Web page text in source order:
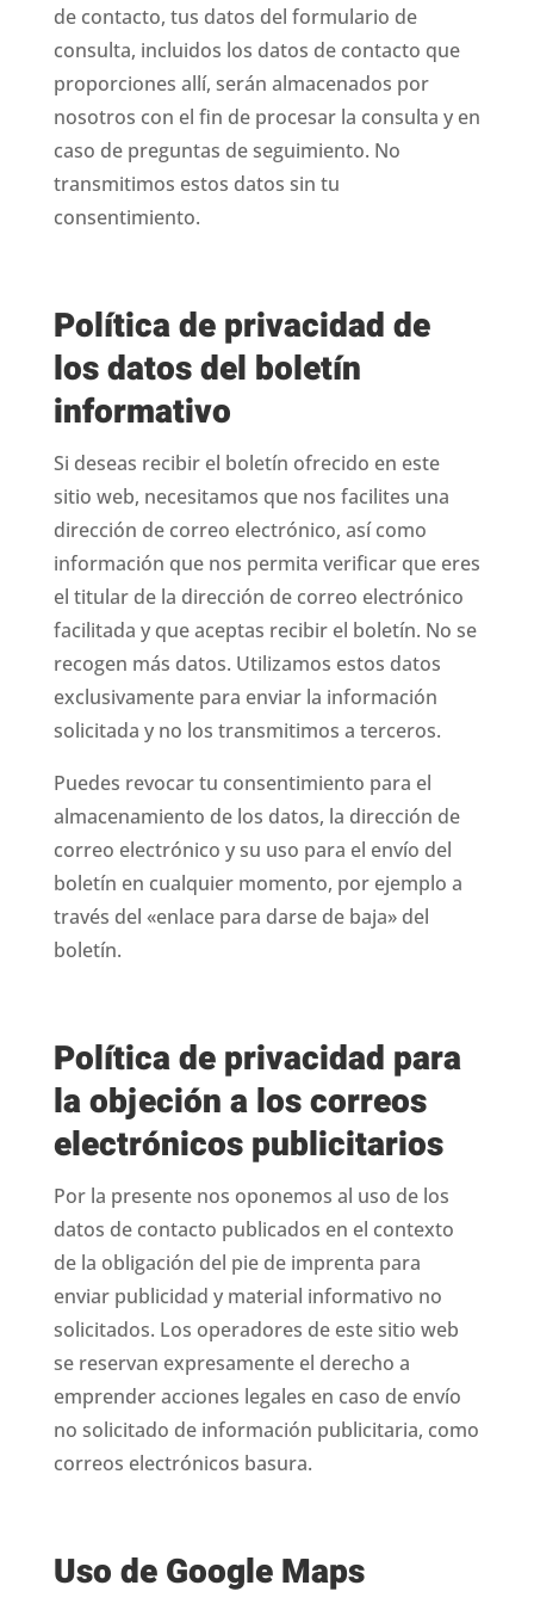
de contacto, tus datos del formulario de
consulta, incluidos los datos de contacto que
proporciones allí, serán almacenados por
nosotros con el fin de procesar la consulta y en
caso de preguntas de seguimiento. No
transmitimos estos datos sin tu
consentimiento.
Política de privacidad de
los datos del boletín
informativo
Si deseas recibir el boletín ofrecido en este
sitio web, necesitamos que nos facilites una
dirección de correo electrónico, así como
información que nos permita verificar que eres
el titular de la dirección de correo electrónico
facilitada y que aceptas recibir el boletín. No se
recogen más datos. Utilizamos estos datos
exclusivamente para enviar la información
solicitada y no los transmitimos a terceros.
Puedes revocar tu consentimiento para el
almacenamiento de los datos, la dirección de
correo electrónico y su uso para el envío del
boletín en cualquier momento, por ejemplo a
través del «enlace para darse de baja» del
boletín.
Política de privacidad para
la objeción a los correos
electrónicos publicitarios
Por la presente nos oponemos al uso de los
datos de contacto publicados en el contexto
de la obligación del pie de imprenta para
enviar publicidad y material informativo no
solicitados. Los operadores de este sitio web
se reservan expresamente el derecho a
emprender acciones legales en caso de envío
no solicitado de información publicitaria, como
correos electrónicos basura.
Uso de Google Maps